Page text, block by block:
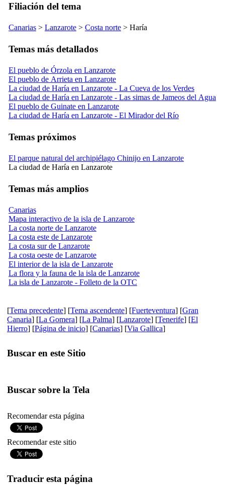
Filiación del tema
Canarias > Lanzarote > Costa norte > Haría
Temas más detallados
El pueblo de Órzola en Lanzarote
El pueblo de Arrieta en Lanzarote
La ciudad de Haría en Lanzarote - La Cueva de los Verdes
La ciudad de Haría en Lanzarote - Las simas de Jameos del Agua
El pueblo de Guinate en Lanzarote
La ciudad de Haría en Lanzarote - El Mirador del Río
Temas próximos
El parque natural del archipiélago Chinijo en Lanzarote
La ciudad de Haría en Lanzarote
Temas más amplios
Canarias
Mapa interactivo de la isla de Lanzarote
La costa norte de Lanzarote
La costa este de Lanzarote
La costa sur de Lanzarote
La costa oeste de Lanzarote
El interior de la isla de Lanzarote
La flora y la fauna de la isla de Lanzarote
La isla de Lanzarote - Folleto de la OTC
[Tema precedente] [Tema ascendente] [Fuerteventura] [Gran
Canaria] [La Gomera] [La Palma] [Lanzarote] [Tenerife] [El
Hierro] [Página de inicio] [Canarias] [Via Gallica]
Buscar en este Sitio
Buscar sobre la Tela
Recomendar esta página
Recomendar este sitio
Traducir esta página